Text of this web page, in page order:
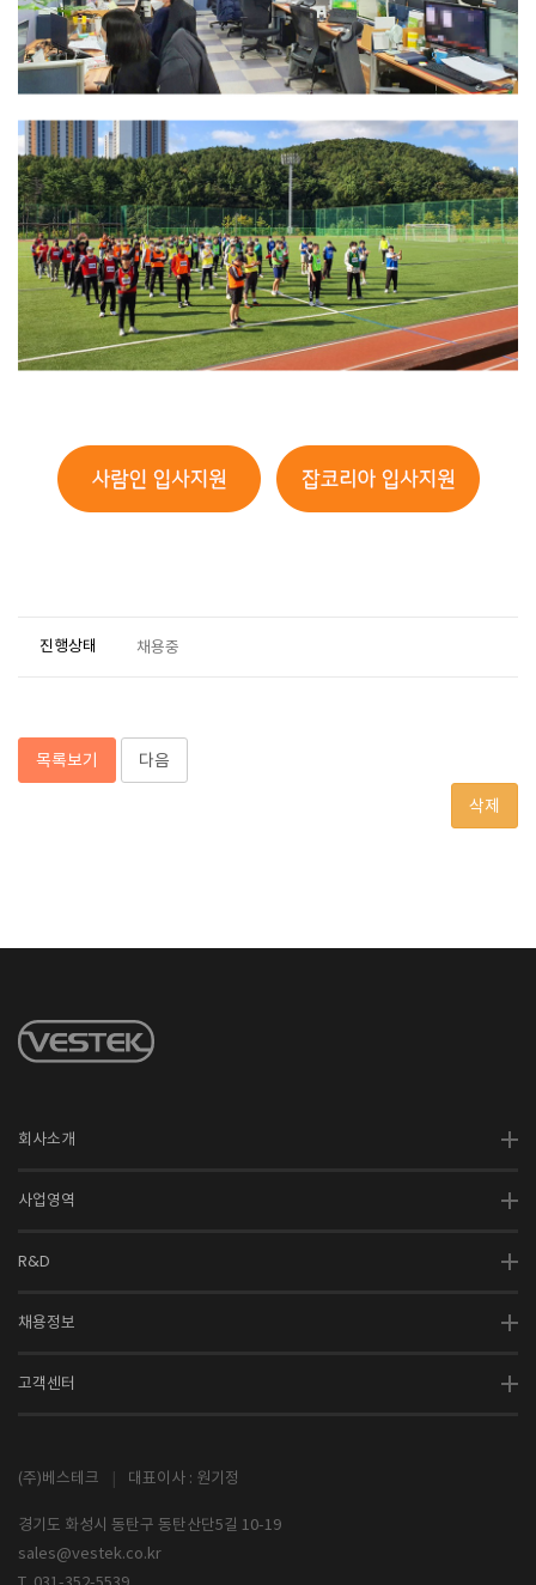
진행상태 채용중
목록보기 다음
삭제
회사소개
사업영역
R&D
채용정보
고객센터
(주)베스테크 | 대표이사 : 원기정
경기도 화성시 동탄구 동탄산단5길 10-19
sales@vestek.co.kr